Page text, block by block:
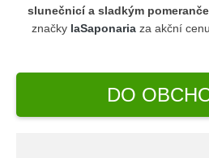
slunečnicí a sladkým
značky laSaponariaza akční
DO